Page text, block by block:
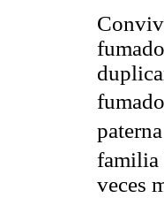
familia
veces